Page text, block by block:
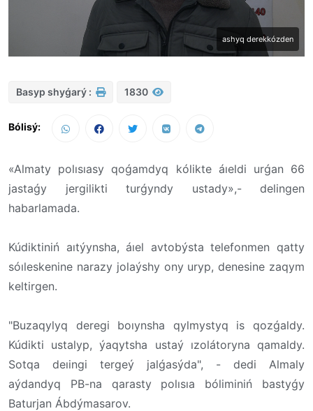
ashyq derekkózden
Basyp shyǵarý : 1830
Bólisý:
«Almaty polısıasy qoǵamdyq kólikte áıeldi urǵan 66
jastaǵy jergilikti turǵyndy ustady»,- delingen
habarlamada.
Kúdiktiniń aıtýynsha, áıel avtobýsta telefonmen qatty
sóıleskenine narazy jolaýshy ony uryp, denesine zaqym
keltirgen.
"Buzaqylyq deregi boıynsha qylmystyq is qozǵaldy.
Kúdikti ustalyp, ýaqytsha ustaý ızolátoryna qamaldy.
Sotqa deıingi tergeý jalǵasýda", - dedi Almaly
aýdandyq PB-na qarasty polısıa bóliminiń bastyǵy
Baturjan Ábdýmasarov.